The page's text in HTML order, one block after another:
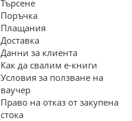
Търсене
Поръчка
Плащания
Доставка
Данни за клиента
Как да свалим е-книги
Условия за ползване на
ваучер
Право на отказ от закупена
стока